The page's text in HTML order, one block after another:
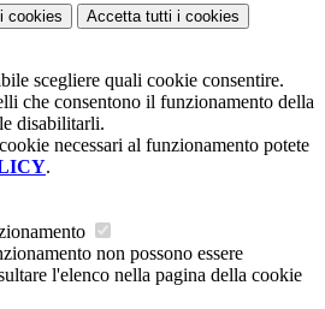
i cookies Accetta tutti i cookies
scegliere quali cookie consentire.
che consentono il funzionamento della
disabilitarli.
necessari al funzionamento potete
.
non possono essere
l'elenco nella pagina della cookie